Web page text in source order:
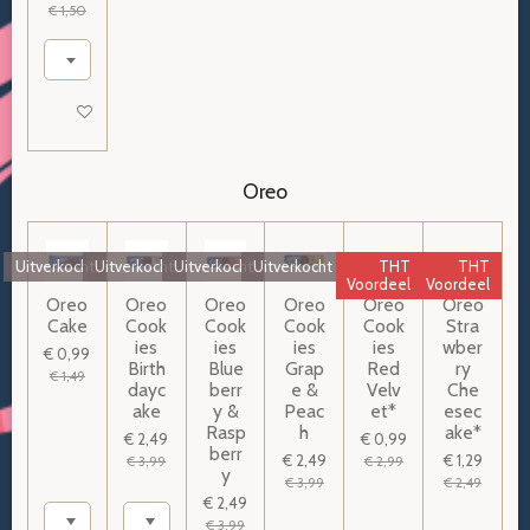
€ 1,50
Houd mij op de hoogte
Oreo
Uitverkocht
Oreo
Cake
€ 0,99
€ 1,49
Uitverkocht
Oreo
Cook
ies
Birth
dayc
ake
€ 2,49
€ 3,99
Uitverkocht
Oreo
Cook
ies
Blue
berr
y &
Rasp
berr
y
€ 2,49
€ 3,99
Uitverkocht
Oreo
Cook
ies
Grap
e &
Peac
h
€ 2,49
€ 3,99
THT
Voordeel
Oreo
Cook
ies
Red
Velv
et*
€ 0,99
€ 2,99
THT
Voordeel
Oreo
Stra
wber
ry
Che
esec
ake*
€ 1,29
€ 2,49